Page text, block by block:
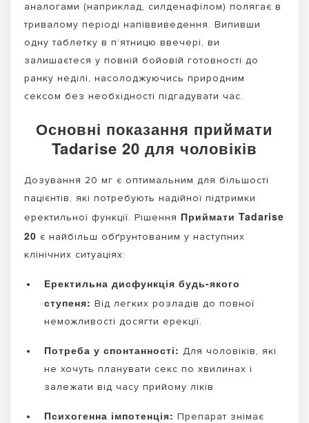
аналогами (наприклад, силденафілом) полягає в
тривалому періоді напіввиведення. Випивши
одну таблетку в п’ятницю ввечері, ви
залишаєтеся у повній бойовій готовності до
ранку неділі, насолоджуючись природним
сексом без необхідності підгадувати час.
Основні показання приймати
Tadarise 20 для чоловіків
Дозування 20 мг є оптимальним для більшості
пацієнтів, які потребують надійної підтримки
еректильної функції. Рішення Приймати Tadarise
20 є найбільш обґрунтованим у наступних
клінічних ситуаціях:
Еректильна дисфункція будь-якого
ступеня: Від легких розладів до повної
неможливості досягти ерекції.
Потреба у спонтанності: Для чоловіків, які
не хочуть планувати секс по хвилинах і
залежати від часу прийому ліків.
Психогенна імпотенція: Препарат знімає